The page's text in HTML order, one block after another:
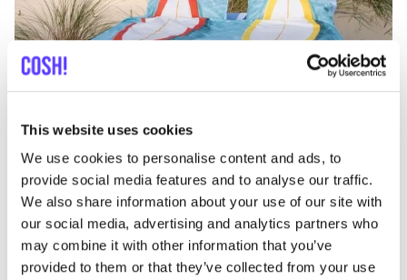
This website uses cookies
We use cookies to personalise content and ads, to
provide social media features and to analyse our traffic.
We also share information about your use of our site with
our social media, advertising and analytics partners who
may combine it with other information that you’ve
provided to them or that they’ve collected from your use